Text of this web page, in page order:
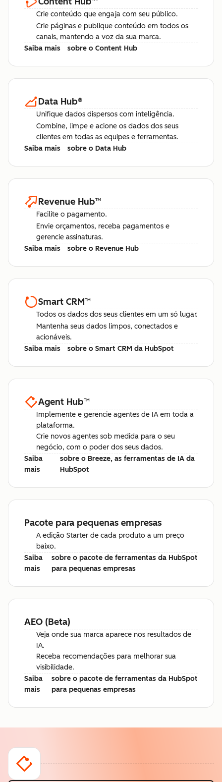
Crie conteúdo que engaja com seu público.
Crie páginas e publique conteúdo em todos os
canais, mantendo a voz da sua marca.
Saiba mais
sobre o Content Hub
Data Hub®
Unifique dados dispersos com inteligência.
Combine, limpe e acione os dados dos seus
clientes em todas as equipes e ferramentas.
Saiba mais
sobre o Data Hub
Revenue Hub™
Facilite o pagamento.
Envie orçamentos, receba pagamentos e
gerencie assinaturas.
Saiba mais
sobre o Revenue Hub
Smart CRM™
Todos os dados dos seus clientes em um só lugar.
Mantenha seus dados limpos, conectados e
acionáveis.
Saiba mais
sobre o Smart CRM da HubSpot
Agent Hub™
Implemente e gerencie agentes de IA em toda a
plataforma.
Crie novos agentes sob medida para o seu
negócio, com o poder dos seus dados.
Saiba
mais
sobre o Breeze, as ferramentas de IA da
HubSpot
Pacote para pequenas empresas
A edição Starter de cada produto a um preço
baixo.
Saiba
mais
sobre o pacote de ferramentas da HubSpot
para pequenas empresas
AEO (Beta)
Veja onde sua marca aparece nos resultados de
IA.
Receba recomendações para melhorar sua
visibilidade.
Saiba
mais
sobre o pacote de ferramentas da HubSpot
para pequenas empresas